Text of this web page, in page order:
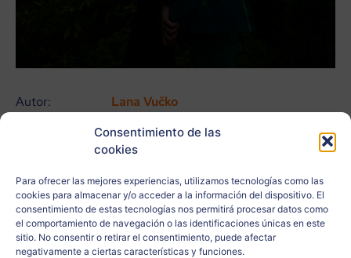
Consentimiento de las
cookies
Para ofrecer las mejores experiencias, utilizamos tecnologías como las
cookies para almacenar y/o acceder a la información del dispositivo. El
consentimiento de estas tecnologías nos permitirá procesar datos como
el comportamiento de navegación o las identificaciones únicas en este
sitio. No consentir o retirar el consentimiento, puede afectar
negativamente a ciertas características y funciones.
Autor: Lana Vučko
Centro escolar: Dvojezična srednja šola Lendava
Ciudad: Lendava
País: Eslovenia